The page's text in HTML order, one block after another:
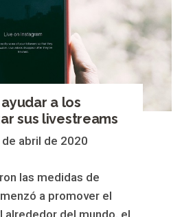
a los
sus livestreams
de abril de 2020
las medidas de
a promover el
del mundo, el